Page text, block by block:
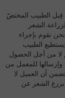
الطبيب المختصّ
الشعر
نقوم بإجراء
الطبيب
لا من أجل الحصول
وإرسالها للمعمل من
أن العميل لا
الشعر عن